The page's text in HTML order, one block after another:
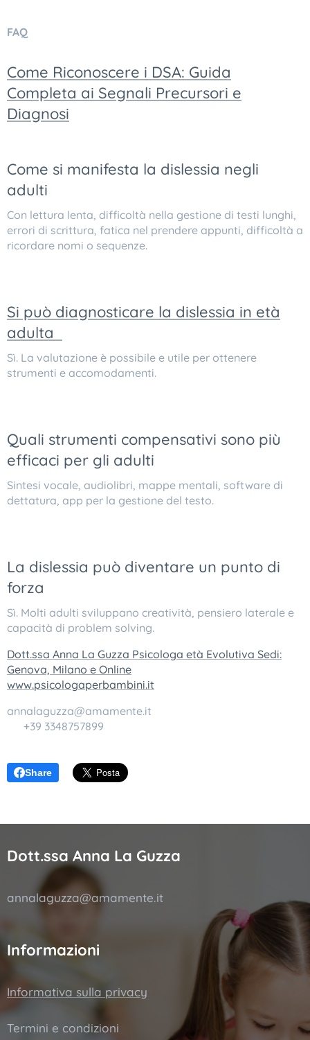
FAQ
Come Riconoscere i DSA: Guida
Completa ai Segnali Precursori e
Diagnosi
Come si manifesta la dislessia negli
adulti
Con lettura lenta, difficoltà nella gestione di testi lunghi,
errori di scrittura, fatica nel prendere appunti, difficoltà a
ricordare nomi o sequenze.
Si può diagnosticare la dislessia in età
adulta
Sì. La valutazione è possibile e utile per ottenere
strumenti e accomodamenti.
Quali strumenti compensativi sono più
efficaci per gli adulti
Sintesi vocale, audiolibri, mappe mentali, software di
dettatura, app per la gestione del testo.
La dislessia può diventare un punto di
forza
Sì. Molti adulti sviluppano creatività, pensiero laterale e
capacità di problem solving.
Dott.ssa Anna La Guzza Psicologa età Evolutiva Sedi:
Genova, Milano e Online
www.psicologaperbambini.it
annalaguzza@amamente.it
☎️ +39 3348757899
Share
Dott.ssa Anna La Guzza
annalaguzza@amamente.it
Informazioni
Informativa sulla privacy
Termini e condizioni